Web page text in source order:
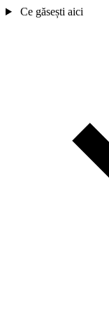
Ce găsești aici